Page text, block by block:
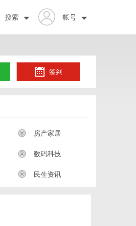
帐号
搜索
签到
房产家居
数码科技
民生资讯